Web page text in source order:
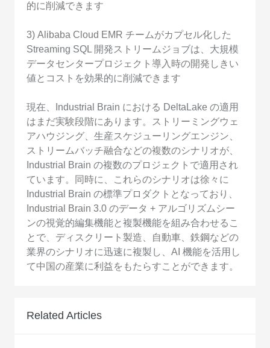
的に削減できます
3) Alibaba Cloud EMR チームがカプセル化した
Streaming SQL 開発ストリームジョブは、大規模
データセンタープロジェクト導入時の開発しきい
値とコストを効果的に削減できます
現在、Industrial Brain における DeltaLake の適用
はまだ実験段階にあります。ストリーミングウェ
アハウジング、生産スケジューリングエンジン、
ストリームバッチ融合などの複数のシナリオが、
Industrial Brain の複数のプロジェクトで適用され
ています。同時に、これらのシナリオは徐々に
Industrial Brain の標準プロダクトとなっており、
Industrial Brain 3.0 のデータ + アルゴリズムシー
ンの視覚的編集機能と複製機能を組み合わせるこ
とで、ディスクリート製造、自動車、鉄鋼などの
業界のシナリオに迅速に複製し、AI 機能を活用し
て中国の産業に利益をもたらすことができます。
Related Articles